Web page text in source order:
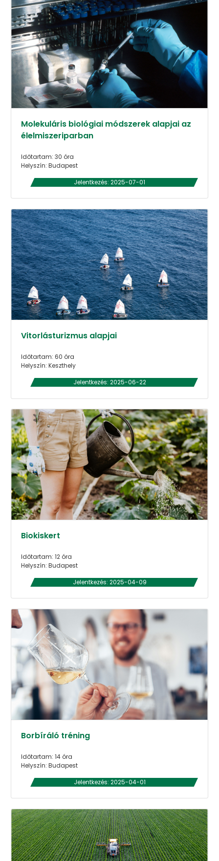
Molekuláris biológiai módszerek alapjai az
élelmiszeriparban
Időtartam: 30 óra
Helyszín: Budapest
Jelentkezés: 2025-07-01
Vitorlásturizmus alapjai
Időtartam: 60 óra
Helyszín: Keszthely
Jelentkezés: 2025-06-22
Biokiskert
Időtartam: 12 óra
Helyszín: Budapest
Jelentkezés: 2025-04-09
Borbíráló tréning
Időtartam: 14 óra
Helyszín: Budapest
Jelentkezés: 2025-04-01